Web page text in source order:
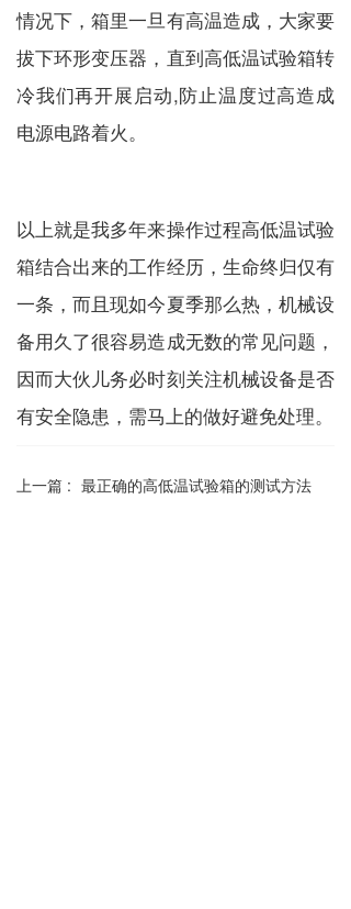
情况下，箱里一旦有高温造成，大家要
拔下环形变压器，直到高低温试验箱转
冷我们再开展启动,防止温度过高造成
电源电路着火。
以上就是我多年来操作过程高低温试验
箱结合出来的工作经历，生命终归仅有
一条，而且现如今夏季那么热，机械设
备用久了很容易造成无数的常见问题，
因而大伙儿务必时刻关注机械设备是否
有安全隐患，需马上的做好避免处理。
上一篇 : 最正确的高低温试验箱的测试方法